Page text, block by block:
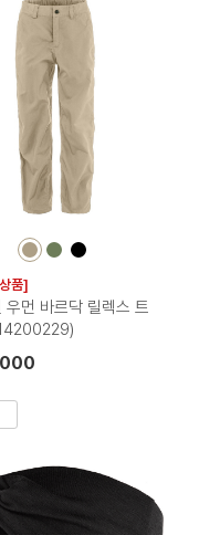
컬
컬
컬
품]
우먼 바르닥 릴렉스 트